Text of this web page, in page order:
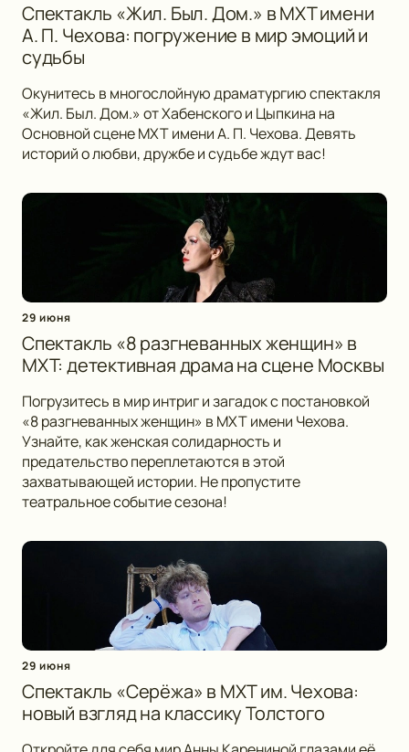
Спектакль «Жил. Был. Дом.» в МХТ имени
А. П. Чехова: погружение в мир эмоций и
судьбы
Окунитесь в многослойную драматургию спектакля
«Жил. Был. Дом.» от Хабенского и Цыпкина на
Основной сцене МХТ имени А. П. Чехова. Девять
историй о любви, дружбе и судьбе ждут вас!
29 июня
Спектакль «8 разгневанных женщин» в
МХТ: детективная драма на сцене Москвы
Погрузитесь в мир интриг и загадок с постановкой
«8 разгневанных женщин» в МХТ имени Чехова.
Узнайте, как женская солидарность и
предательство переплетаются в этой
захватывающей истории. Не пропустите
театральное событие сезона!
29 июня
Спектакль «Серёжа» в МХТ им. Чехова:
новый взгляд на классику Толстого